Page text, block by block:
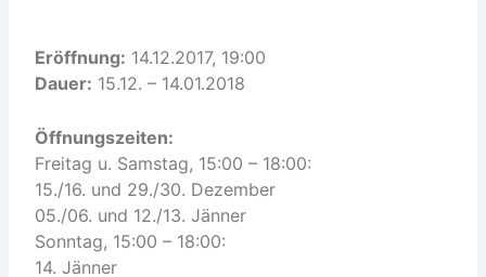
Eröffnung: 14.12.2017, 19:00
Dauer: 15.12. – 14.01.2018
Öffnungszeiten:
Freitag u. Samstag, 15:00 – 18:00:
15./16. und 29./30. Dezember
05./06. und 12./13. Jänner
Sonntag, 15:00 – 18:00:
14. Jänner